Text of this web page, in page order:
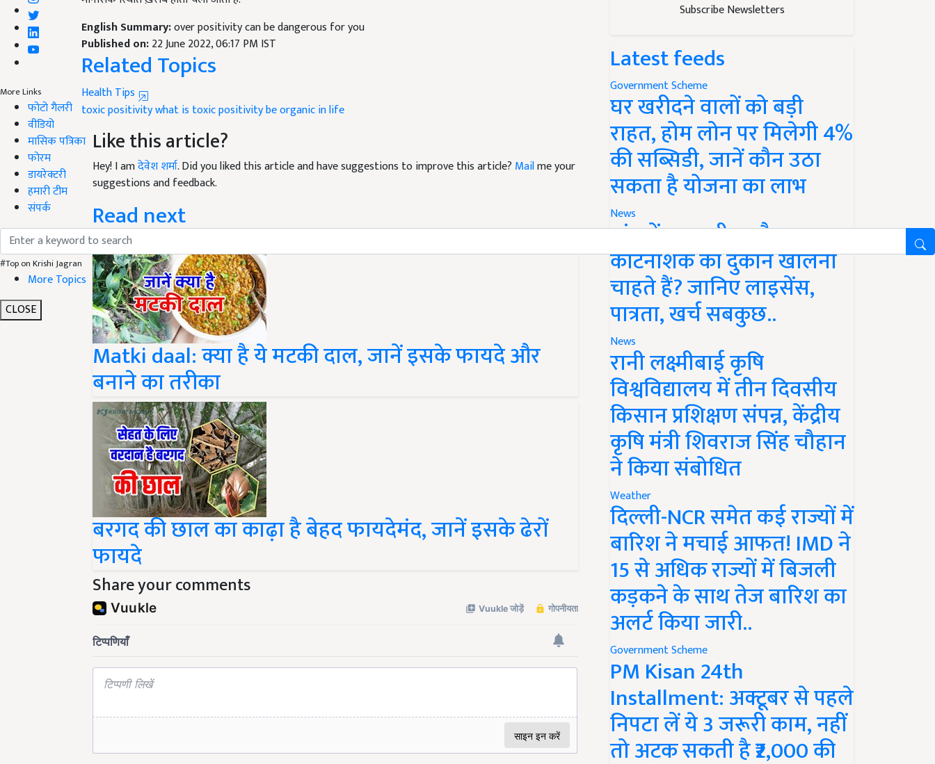
More Links
फोटो गैलरी
वीडियो
मासिक पत्रिका
फोरम
डायरेक्टरी
हमारी टीम
संपर्क
#Top on Krishi Jagran
More Topics
CLOSE
Published on:22 June 2022, 06:17 PM IST
Related Topics
Health Tips
toxic positivity
Like this article?
Hey! I amदेवेश शर्मा. Did you liked this article and have suggestions to improve this article?
suggestions and feedback.
Read next
Matki daal: क्या है ये मटकी दाल, जानें इसके फायदे और
बनाने का तरीका
बरगद की छाल का काढ़ा है बेहद फायदेमंद, जानें इसके ढेरों
फायदे
Share your comments
Subscribe Newsletters
Latest feeds
Government Scheme
घर खरीदने वालों को बड़ी
राहत, होम लोन पर मिलेगी 4%
की सब्सिडी, जानें कौन उठा
सकता है योजना का लाभ
News
गांव में खाद, बीज और
कीटनाशक की दुकान खोलना
चाहते हैं? जानिए लाइसेंस,
पात्रता, खर्च सबकुछ..
News
रानी लक्ष्मीबाई कृषि
विश्वविद्यालय में तीन दिवसीय
किसान प्रशिक्षण संपन्न, केंद्रीय
कृषि मंत्री शिवराज सिंह चौहान
ने किया संबोधित
Weather
दिल्ली-NCR समेत कई राज्यों में
बारिश ने मचाई आफत! IMD ने
15 से अधिक राज्यों में बिजली
कड़कने के साथ तेज बारिश का
अलर्ट किया जारी..
Government Scheme
PM Kisan 24th
Installment: अक्टूबर से पहले
निपटा लें ये 3 जरूरी काम, नहीं
तो अटक सकती है ₹2,000 की